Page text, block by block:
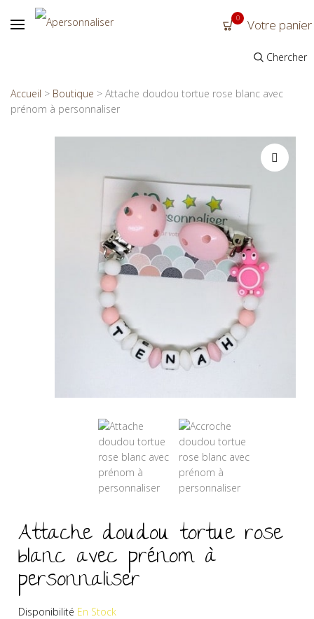
0 Votre panier
Chercher
Accueil > Boutique > Attache doudou tortue rose blanc avec
prénom à personnaliser
Attache doudou tortue rose
blanc avec prénom à
personnaliser
Disponibilité En Stock